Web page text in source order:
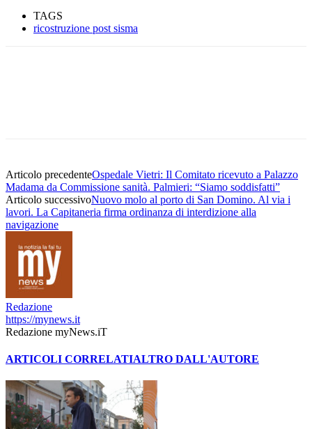
TAGS
ricostruzione post sisma
Articolo precedenteOspedale Vietri: Il Comitato ricevuto a Palazzo
Madama da Commissione sanità. Palmieri: “Siamo soddisfatti”
Articolo successivoNuovo molo al porto di San Domino. Al via i
lavori. La Capitaneria firma ordinanza di interdizione alla
navigazione
Redazione
https://mynews.it
Redazione myNews.iT
ARTICOLI CORRELATIALTRO DALL'AUTORE